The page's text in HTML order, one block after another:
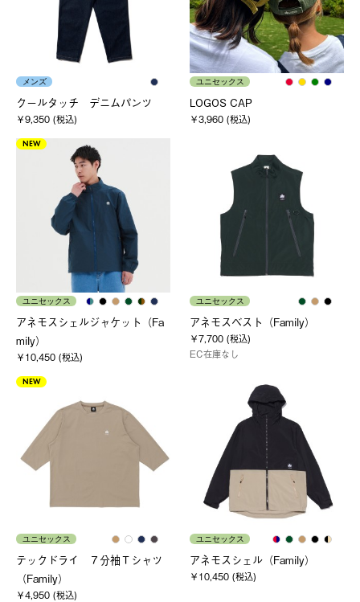
メンズ
クールタッチ デニムパンツ
￥9,350 (税込)
ユニセックス
LOGOS CAP
￥3,960 (税込)
NEW
ユニセックス
アネモスシェルジャケット（Fa
mily）
￥10,450 (税込)
ユニセックス
アネモスベスト（Family）
￥7,700 (税込)
EC在庫なし
NEW
ユニセックス
テックドライ ７分袖Ｔシャツ
（Family）
￥4,950 (税込)
ユニセックス
アネモスシェル（Family）
￥10,450 (税込)